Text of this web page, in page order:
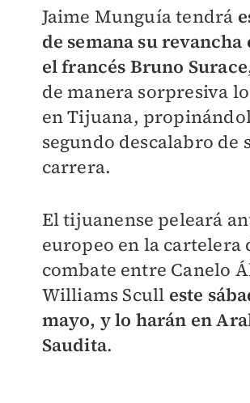
Jaime Munguía tendrá
de semana su
el francés Bruno
de manera sorpresiva
en Tijuana,
segundo descalabro de
carrera.
El tijuanense peleará
europeo en la cartelera
combate entre Canelo
Williams Scull este
mayo, y lo harán en
Saudita.